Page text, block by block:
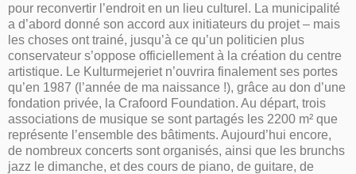
pour reconvertir l’endroit en un lieu culturel. La municipalité
a d’abord donné son accord aux initiateurs du projet – mais
les choses ont trainé, jusqu’à ce qu’un politicien plus
conservateur s’oppose officiellement à la création du centre
artistique. Le Kulturmejeriet n’ouvrira finalement ses portes
qu’en 1987 (l’année de ma naissance !), grâce au don d’une
fondation privée, la Crafoord Foundation. Au départ, trois
associations de musique se sont partagés les 2200 m² que
représente l’ensemble des bâtiments. Aujourd’hui encore,
de nombreux concerts sont organisés, ainsi que les brunchs
jazz le dimanche, et des cours de piano, de guitare, de